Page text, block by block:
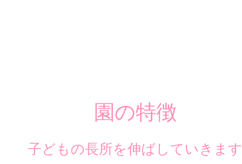
園の特徴
子どもの長所を伸ばしていきます